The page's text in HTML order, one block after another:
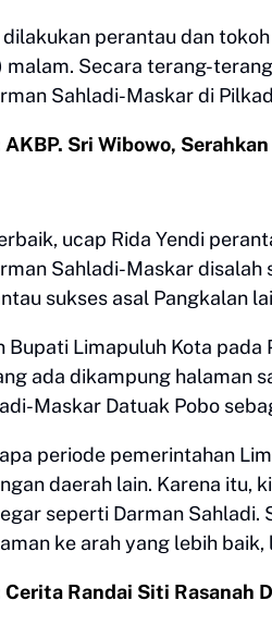
perantau dan
malam. Secara terang-
Sahladi-Maskar di
AKBP. Sri Wibowo,
ucap Rida Yendi
Sahladi-Maskar
sukses asal Pangkalan
Bupati Limapuluh Kota
ada dikampung halaman
Maskar Datuak Pobo
periode pemerintahan
daerah lain. Karena itu,
seperti Darman
ke arah yang lebih
Cerita Randai Siti Rasanah